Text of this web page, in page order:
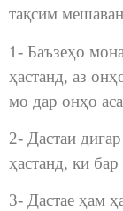
тақсим
1- Баъзеҳо
ҳастанд, аз
мо дар онҳо
2- Дастаи
ҳастанд, ки
3- Дастае ҳам